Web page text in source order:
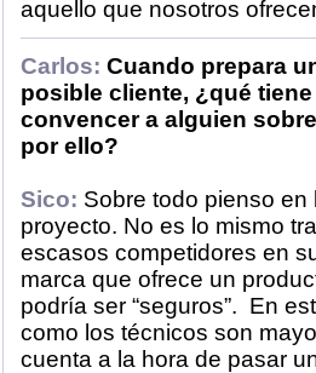
aquello que nosotros
Carlos: Cuando prepara
posible cliente, ¿qué
convencer a alguien
por ello?
Sico: Sobre todo pienso
proyecto. No es lo mismo
escasos competidores en
marca que ofrece un
podría ser “seguros”. En
como los técnicos son
cuenta a la hora de pasar